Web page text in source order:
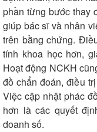
phần từng bước thay
giúp bác sĩ và nhân
trên bằng chứng.
tính khoa học hơn,
Hoạt động NCKH
đồ chẩn đoán, điều
Việc cập nhật phác
hơn là các quyết
doanh số.